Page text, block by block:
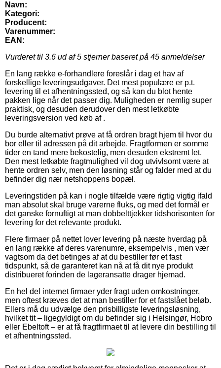
Navn:
Kategori:
Producent:
Varenummer:
EAN:
Vurderet til 3.6 ud af 5 stjerner baseret på 45 anmeldelser
En lang række e-forhandlere foreslår i dag et hav af
forskellige leveringsudgaver. Det mest populære er p.t.
levering til et afhentningssted, og så kan du blot hente
pakken lige når det passer dig. Muligheden er nemlig super
praktisk, og desuden derudover den mest letkøbte
leveringsversion ved køb af .
Du burde alternativt prøve at få ordren bragt hjem til hvor du
bor eller til adressen på dit arbejde. Fragtformen er somme
tider en tand mere bekostelig, men desuden ekstremt let.
Den mest letkøbte fragtmulighed vil dog utvivlsomt være at
hente ordren selv, men den løsning står og falder med at du
befinder dig nær netshoppens bopæl.
Leveringstiden på kan i nogle tilfælde være rigtig vigtig ifald
man absolut skal bruge varerne fluks, og med det formål er
det ganske fornuftigt at man dobbelttjekker tidshorisonten for
levering for det relevante produkt.
Flere firmaer på nettet lover levering på næste hverdag på
en lang række af deres varenumre, eksempelvis , men vær
vagtsom da det betinges af at du bestiller før et fast
tidspunkt, så de garanteret kan nå at få dit nye produkt
distribueret forinden de lageransatte drager hjemad.
En hel del internet firmaer yder fragt uden omkostninger,
men oftest kræves det at man bestiller for et fastslået beløb.
Ellers må du udvælge den prisbilligste leveringsløsning,
hvilket tit – ligegyldigt om du befinder sig i Helsingør, Hobro
eller Ebeltoft – er at få fragtfirmaet til at levere din bestilling til
et afhentningssted.